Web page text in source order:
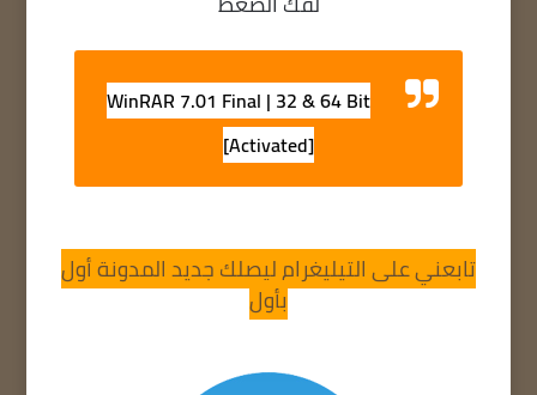
WinRAR 7.01 Final | 32 & 64 Bit
[Activated]
تابعني على التيليغرام ليصلك جديد المدونة أول
بأول